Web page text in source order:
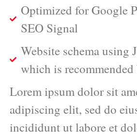
Optimized for Google
SEO Signal
Website schema using
which is
Lorem ipsum dolor sit
adipiscing elit, sed do
incididunt ut labore et